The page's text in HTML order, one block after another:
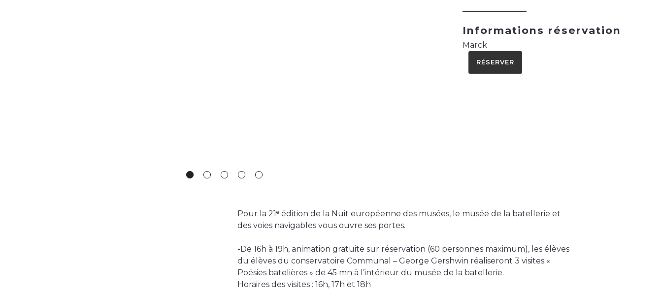
Informations réservation
Marck
RÉSERVER
Pour la 21ᵉ édition de la Nuit européenne des musées, le musée de la batellerie et
des voies navigables vous ouvre ses portes.
-De 16h à 19h, animation gratuite sur réservation (60 personnes maximum), les élèves
du élèves du conservatoire Communal – George Gershwin réaliseront 3 visites «
Poésies batelières » de 45 mn à l’intérieur du musée de la batellerie.
Horaires des visites : 16h, 17h et 18h